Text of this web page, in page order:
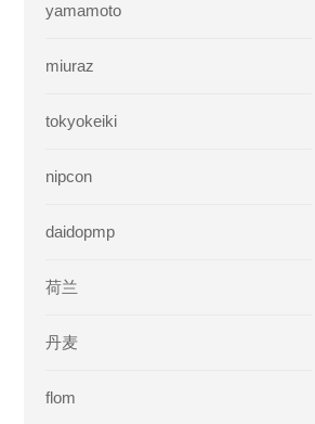
yamamoto
miuraz
tokyokeiki
nipcon
daidopmp
荷兰
丹麦
flom